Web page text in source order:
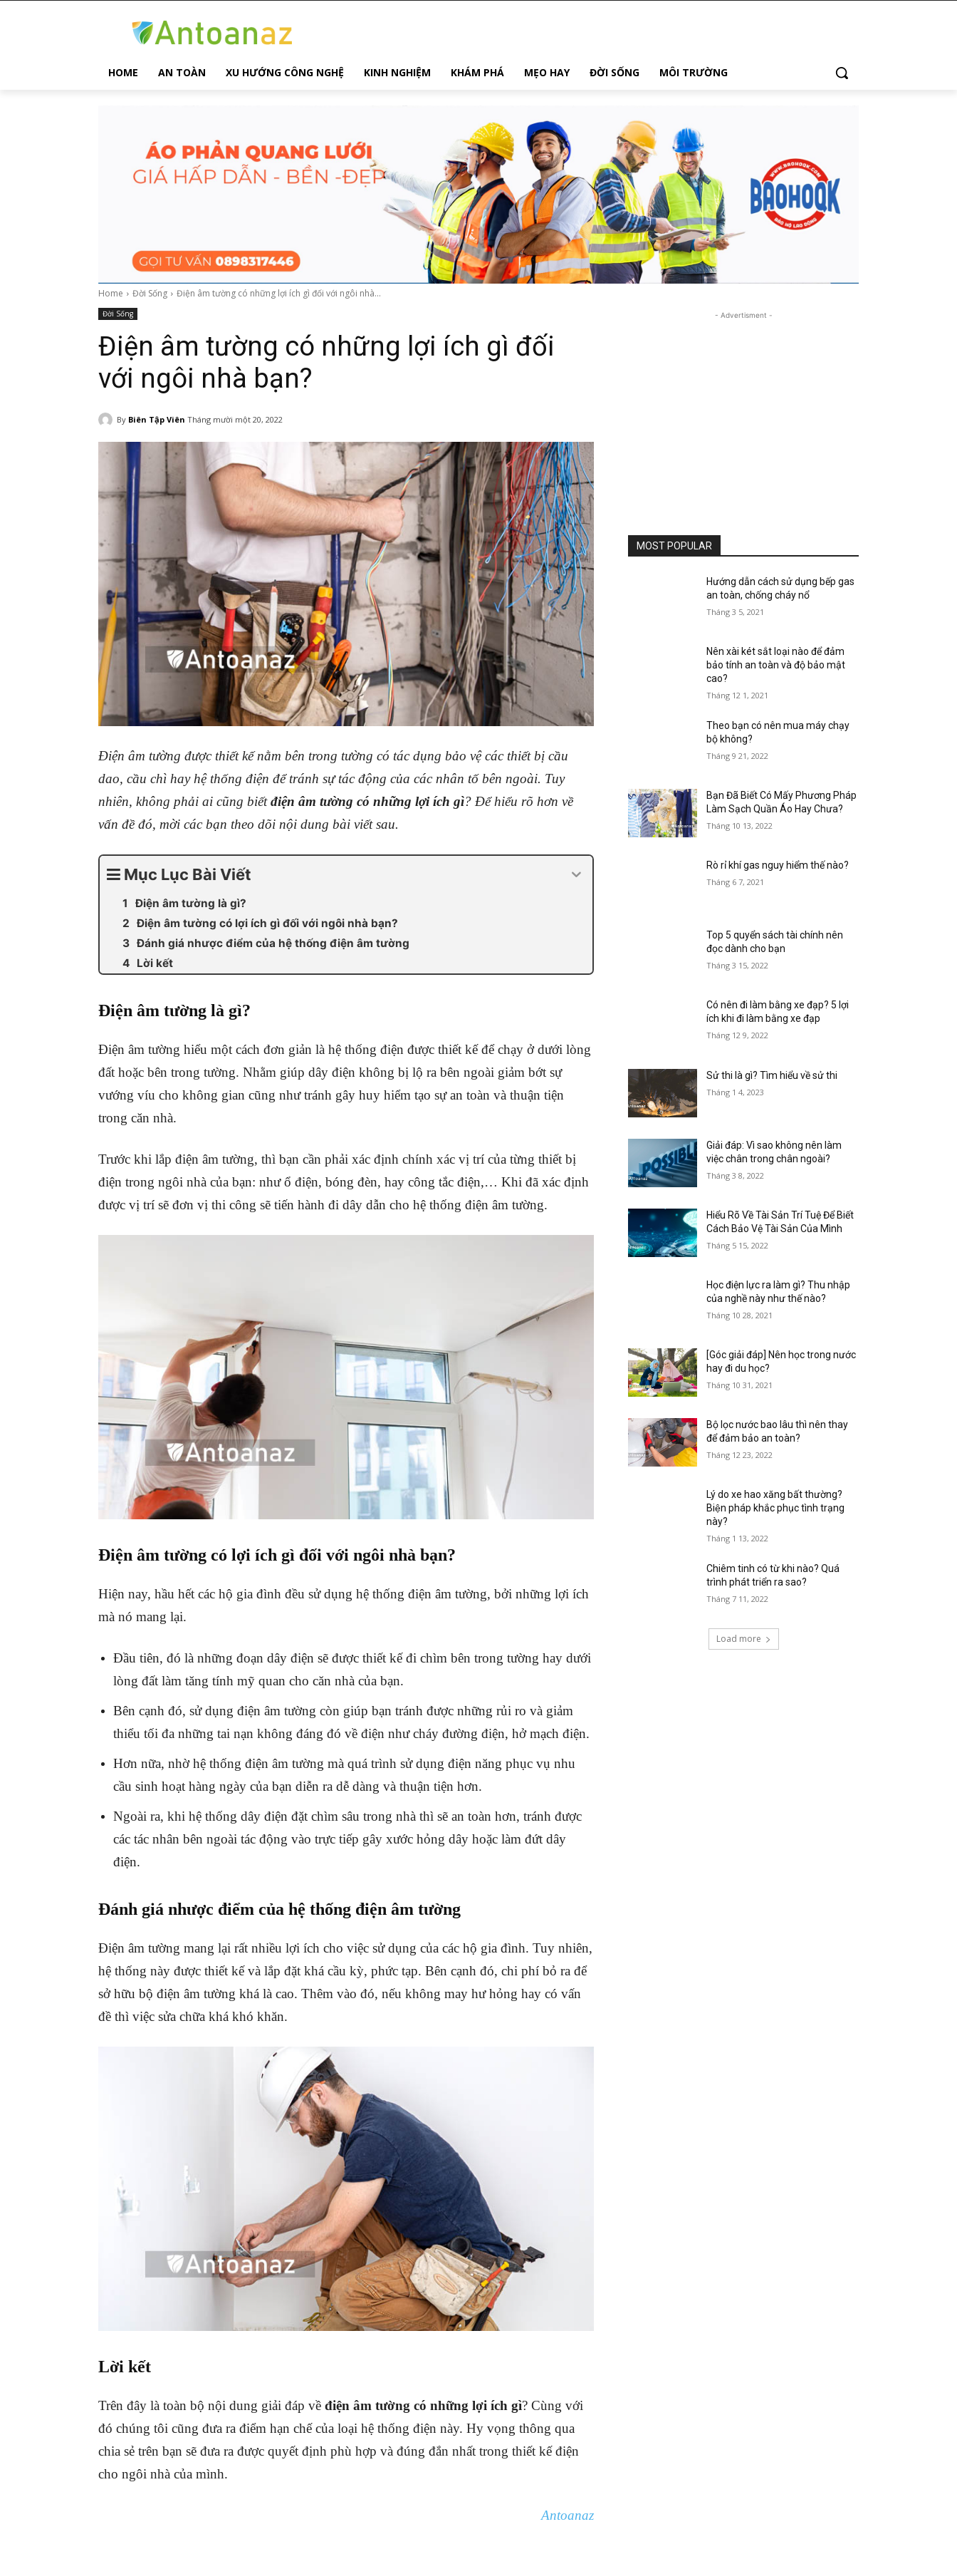
HOME AN TOÀN XU HƯỚNG CÔNG NGHỆ KINH NGHIỆM KHÁM PHÁ MẸO HAY ĐỜI SỐNG MÔI TRƯỜNG
Home Đời Sống Điện âm tường có những lợi ích gì đối với ngôi nhà...
Đời Sống
Điện âm tường có những lợi ích gì đối
với ngôi nhà bạn?
By Biên Tập Viên Tháng mười một 20, 2022
Điện âm tường được thiết kế nằm bên trong tường có tác dụng bảo vệ các thiết bị cầu
dao, cầu chì hay hệ thống điện để tránh sự tác động của các nhân tố bên ngoài. Tuy
nhiên, không phải ai cũng biếtđiện âm tường có những lợi ích gì? Để hiểu rõ hơn về
vấn đề đó, mời các bạn theo dõi nội dung bài viết sau.
Mục Lục Bài Viết
Điện âm tường là gì?
Điện âm tường có lợi ích gì đối với ngôi nhà bạn?
Đánh giá nhược điểm của hệ thống điện âm tường
Lời kết
Điện âm tường là gì?
Điện âm tường hiểu một cách đơn giản là hệ thống điện được thiết kế để chạy ở dưới lòng
đất hoặc bên trong tường. Nhằm giúp dây điện không bị lộ ra bên ngoài giảm bớt sự
vướng víu cho không gian cũng như tránh gây huy hiểm tạo sự an toàn và thuận tiện
trong căn nhà.
Trước khi lắp điện âm tường, thì bạn cần phải xác định chính xác vị trí của từng thiết bị
điện trong ngôi nhà của bạn: như ổ điện, bóng đèn, hay công tắc điện,… Khi đã xác định
được vị trí sẽ đơn vị thi công sẽ tiến hành đi dây dẫn cho hệ thống điện âm tường.
Điện âm tường có lợi ích gì đối với ngôi nhà bạn?
Hiện nay, hầu hết các hộ gia đình đều sử dụng hệ thống điện âm tường, bởi những lợi ích
mà nó mang lại.
Đầu tiên, đó là những đoạn dây điện sẽ được thiết kế đi chìm bên trong tường hay dưới
lòng đất làm tăng tính mỹ quan cho căn nhà của bạn.
Bên cạnh đó, sử dụng điện âm tường còn giúp bạn tránh được những rủi ro và giảm
thiểu tối đa những tai nạn không đáng đó về điện như cháy đường điện, hở mạch điện.
Hơn nữa, nhờ hệ thống điện âm tường mà quá trình sử dụng điện năng phục vụ nhu
cầu sinh hoạt hàng ngày của bạn diễn ra dễ dàng và thuận tiện hơn.
Ngoài ra, khi hệ thống dây điện đặt chìm sâu trong nhà thì sẽ an toàn hơn, tránh được
các tác nhân bên ngoài tác động vào trực tiếp gây xước hỏng dây hoặc làm đứt dây
điện.
Đánh giá nhược điểm của hệ thống điện âm tường
Điện âm tường mang lại rất nhiều lợi ích cho việc sử dụng của các hộ gia đình. Tuy nhiên,
hệ thống này được thiết kế và lắp đặt khá cầu kỳ, phức tạp. Bên cạnh đó, chi phí bỏ ra để
sở hữu bộ điện âm tường khá là cao. Thêm vào đó, nếu không may hư hỏng hay có vấn
đề thì việc sửa chữa khá khó khăn.
Lời kết
Trên đây là toàn bộ nội dung giải đáp về điện âm tường có những lợi ích gì? Cùng với
đó chúng tôi cũng đưa ra điểm hạn chế của loại hệ thống điện này. Hy vọng thông qua
chia sẻ trên bạn sẽ đưa ra được quyết định phù hợp và đúng đắn nhất trong thiết kế điện
cho ngôi nhà của mình.
Antoanaz
- Advertisment -
MOST POPULAR
Hướng dẫn cách sử dụng bếp gas
an toàn, chống cháy nổ
Tháng 3 5, 2021
Nên xài két sắt loại nào để đảm
bảo tính an toàn và độ bảo mật
cao?
Tháng 12 1, 2021
Theo bạn có nên mua máy chạy
bộ không?
Tháng 9 21, 2022
Bạn Đã Biết Có Mấy Phương Pháp
Làm Sạch Quần Áo Hay Chưa?
Tháng 10 13, 2022
Rò rỉ khí gas nguy hiểm thế nào?
Tháng 6 7, 2021
Top 5 quyển sách tài chính nên
đọc dành cho bạn
Tháng 3 15, 2022
Có nên đi làm bằng xe đạp? 5 lợi
ích khi đi làm bằng xe đạp
Tháng 12 9, 2022
Sử thi là gì? Tìm hiểu về sử thi
Tháng 1 4, 2023
Giải đáp: Vì sao không nên làm
việc chân trong chân ngoài?
Tháng 3 8, 2022
Hiểu Rõ Về Tài Sản Trí Tuệ Để Biết
Cách Bảo Vệ Tài Sản Của Mình
Tháng 5 15, 2022
Học điện lực ra làm gì? Thu nhập
của nghề này như thế nào?
Tháng 10 28, 2021
[Góc giải đáp] Nên học trong nước
hay đi du học?
Tháng 10 31, 2021
Bộ lọc nước bao lâu thì nên thay
để đảm bảo an toàn?
Tháng 12 23, 2022
Lý do xe hao xăng bất thường?
Biện pháp khắc phục tình trạng
này?
Tháng 1 13, 2022
Chiêm tinh có từ khi nào? Quá
trình phát triển ra sao?
Tháng 7 11, 2022
Load more